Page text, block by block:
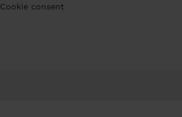
Cookie consent